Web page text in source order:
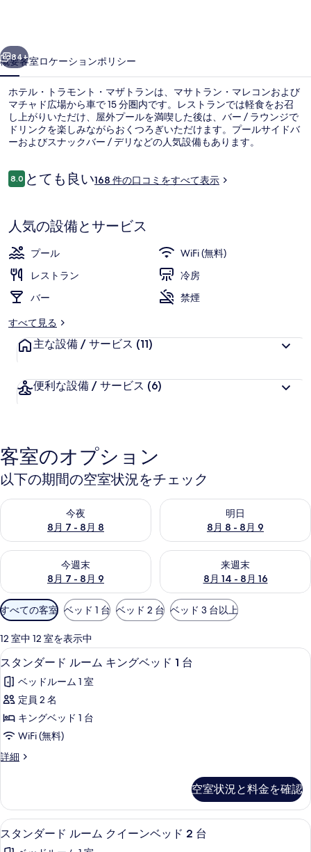
ト・
マ
ザ
ト
ラ
ン
の
真
ギ
ャ
ラ
リ
次へ
84+
概要客室ロケーションポリシー
ホテル・トラモント・マザトランは、マサトラン・マレコンおよび
マチャド広場から車で 15 分圏内です。レストランでは軽食をお召
し上がりいただけ、屋外プールを満喫した後は、バー / ラウンジで
ドリンクを楽しみながらおくつろぎいただけます。プールサイドバ
ーおよびスナックバー / デリなどの人気設備もあります。
口
コ
8.010段階中8.0
とても良い168 件の口コミをすべて表示
人気の設備とサービス
プール
WiFi (無料)
レストラン
冷房
バー
禁煙
すべて見る
主な設備 / サービス (11)
便利な設備 / サービス (6)
客室のオプション
以下の期間の空室状況をチェック
今夜
8月 7 - 8月 8
今夜 8月 7 - 8月 8 の空室状況をチェック
明日
8月 8 - 8月 9
明日 8月 8 - 8月 9 の空室状況
今週末
8月 7 - 8月 9
今週末 8月 7 - 8月 9 の空室状況をチェック
来週末
8月 14 - 8月 16
来週末 8月 14 - 8月 16 の空室
利
用
可
能
な
客
室
の
り
込
件
すべての客室 ベッド 1 台 ベッド 2 台 ベッド 3 台以上
12 室中 12 室を表示中
ス
タ
ン
ダ
ー
ル
ム
キ
ン
スタンダード ルーム キングベッド
5
スタンダード ルーム キングベッド 1 台
ベッドルーム 1 室
定員 2 名
キングベッド 1 台
WiFi (無料)
詳細
ス
ー
ド
ル
空室状況と料金を確認
ス
タ
スタンダード ルーム クイーンベッ
4
スタンダード ルーム クイーンベッド 2 台